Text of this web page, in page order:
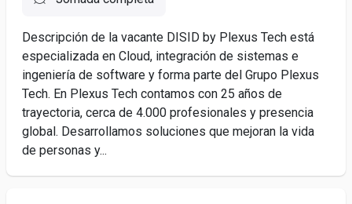
Descripción de la vacante DISID by Plexus Tech está
especializada en Cloud, integración de sistemas e
ingeniería de software y forma parte del Grupo Plexus
Tech. En Plexus Tech contamos con 25 años de
trayectoria, cerca de 4.000 profesionales y presencia
global. Desarrollamos soluciones que mejoran la vida
de personas y...